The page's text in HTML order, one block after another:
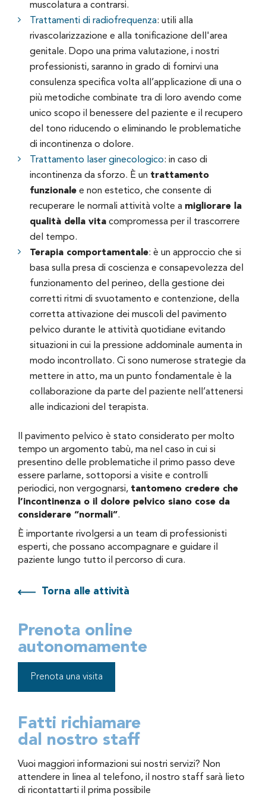
muscolatura a contrarsi.
Trattamenti di radiofrequenza: utili alla
rivascolarizzazione e alla tonificazione dell'area
genitale. Dopo una prima valutazione, i nostri
professionisti, saranno in grado di fornirvi una
consulenza specifica volta all’applicazione di una o
più metodiche combinate tra di loro avendo come
unico scopo il benessere del paziente e il recupero
del tono riducendo o eliminando le problematiche
di incontinenza o dolore.
Trattamento laser ginecologico: in caso di
incontinenza da sforzo. È un trattamento
funzionale e non estetico, che consente di
recuperare le normali attività volte a migliorare la
qualità della vita compromessa per il trascorrere
del tempo.
Terapia comportamentale: è un approccio che si
basa sulla presa di coscienza e consapevolezza del
funzionamento del perineo, della gestione dei
corretti ritmi di svuotamento e contenzione, della
corretta attivazione dei muscoli del pavimento
pelvico durante le attività quotidiane evitando
situazioni in cui la pressione addominale aumenta in
modo incontrollato. Ci sono numerose strategie da
mettere in atto, ma un punto fondamentale è la
collaborazione da parte del paziente nell’attenersi
alle indicazioni del terapista.
Il pavimento pelvico è stato considerato per molto
tempo un argomento tabù, ma nel caso in cui si
presentino delle problematiche il primo passo deve
essere parlarne, sottoporsi a visite e controlli
periodici, non vergognarsi, tantomeno credere che
l’incontinenza o il dolore pelvico siano cose da
considerare “normali”.
È importante rivolgersi a un team di professionisti
esperti, che possano accompagnare e guidare il
paziente lungo tutto il percorso di cura.
Torna alle attività
Prenota online
autonomamente
Prenota una visita
Fatti richiamare
dal nostro staff
Vuoi maggiori informazioni sui nostri servizi? Non
attendere in linea al telefono, il nostro staff sarà lieto
di ricontattarti il prima possibile